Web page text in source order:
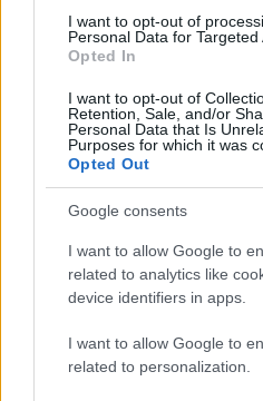
I want to opt-out of
Personal Data for Targeted
Opted In
I want to opt-out of
Retention, Sale, and/or
Personal Data that Is
Purposes for which it was
Opted Out
Google consents
I want to allow Google to
related to analytics like
device identifiers in apps.
I want to allow Google to
related to personalization.
4. co (np. co czwarty)
Przykłady użycia
autentyczne, starannie wybrane,
Z ubiegłorocznego
wynika, że tylkocopiąty ma
przełożonymi,cotrzeci
przeszkadza nadmiar
kiepskie wynagrodzenie.